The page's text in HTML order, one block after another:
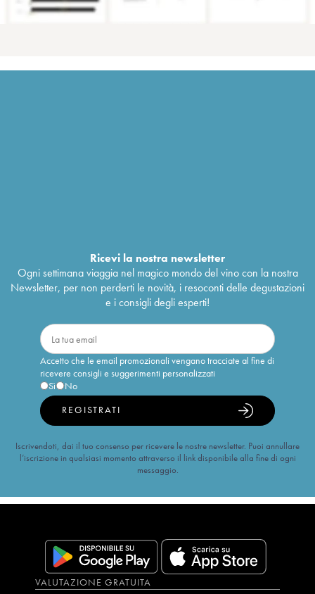
Ricevi la nostra newsletter
Ogni settimana viaggia nel magico mondo del vino con la nostra
Newsletter, per non perderti le novità, i resoconti delle degustazioni
e i consigli degli esperti!
Accetto che le email promozionali vengano tracciate al fine di
ricevere consigli e suggerimenti personalizzati
Sì
No
REGISTRATI
Iscrivendoti, dai il tuo consenso per ricevere le nostre newsletter. Puoi annullare
l’iscrizione in qualsiasi momento attraverso il link disponibile alla fine di ogni
messaggio.
VALUTAZIONE GRATUITA